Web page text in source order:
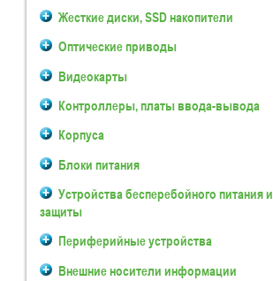
Жесткие диски, SSD накопители
Оптические приводы
Видеокарты
Контроллеры, платы ввода-вывода
Корпуса
Блоки питания
Устройства бесперебойного питания и
защиты
Периферийные устройства
Внешние носители информации